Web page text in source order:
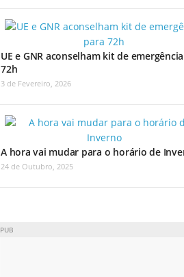
UE e GNR aconselham kit de
72h
3 de Fevereiro, 2026
A hora vai mudar para o horário de
24 de Outubro, 2025
PUB